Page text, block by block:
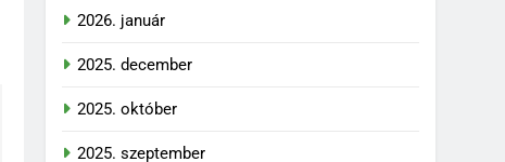
2026. január
2025. december
2025. október
2025. szeptember